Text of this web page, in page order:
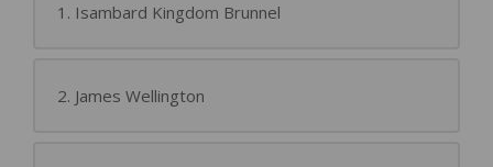
1. Isambard Kingdom Brunnel
2. James Wellington